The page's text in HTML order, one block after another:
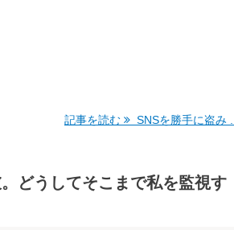
記事を読む SNSを勝手に盗み ...
どうしてそこまで私を監視す